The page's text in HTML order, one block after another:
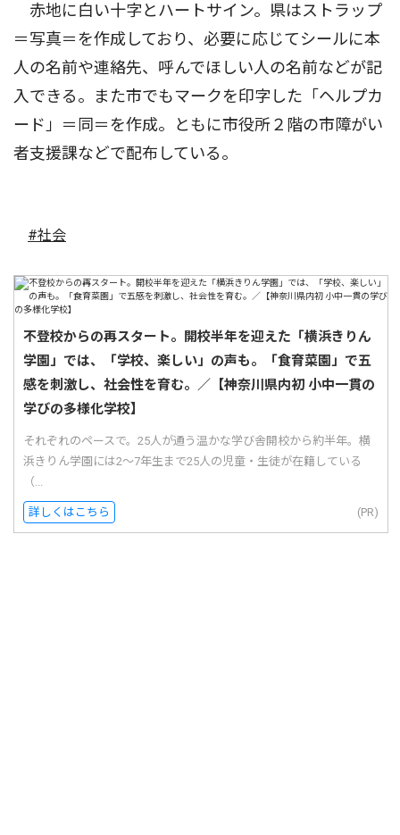
赤地に白い十字とハートサイン。県はストラップ
＝写真＝を作成しており、必要に応じてシールに本
人の名前や連絡先、呼んでほしい人の名前などが記
入できる。また市でもマークを印字した「ヘルプカ
ード」＝同＝を作成。ともに市役所２階の市障がい
者支援課などで配布している。
#社会
不登校からの再スタート。開校半年を迎えた「横浜きりん
学園」では、「学校、楽しい」の声も。「食育菜園」で五
感を刺激し、社会性を育む。／【神奈川県内初 小中一貫の
学びの多様化学校】
それぞれのペースで。25人が通う温かな学び舎開校から約半年。横
浜きりん学園には2〜7年生まで25人の児童・生徒が在籍している
（...
詳しくはこちら (PR)